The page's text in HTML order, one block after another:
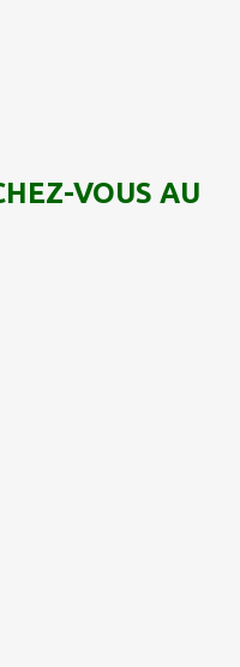
VOUS AU